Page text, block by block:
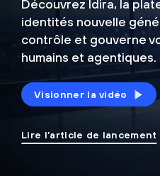
Découvrez Idira, la
identités nouvelle
contrôle et gouverne
humains et agentiques.
Visionner la vidéo
Lire l’article de lancement